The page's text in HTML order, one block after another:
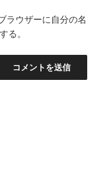
ラウザーに自分の名
る。